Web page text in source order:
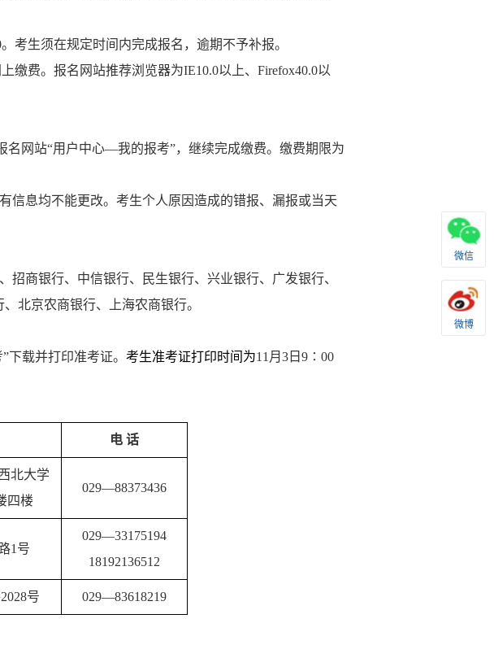
。考生须在规定时间内完成报名，逾期不予补报。
缴费。报名网站推荐浏览器为IE10.0以上、 Firefox40.0以
名网站“用户中心—我的报考”，继续完成缴费。缴费期限为
信息均不能更改。考生个人原因造成的错报、漏报或当天
商银行、中信银行、民生银行、兴业银行、广发银行、
北京农商银行、上海农商银行。
”下载并打印准考证。 考生准考证打印时间为11 月 3 日 9 ∶ 00
电 话
北大学
四楼
029—88373436
1 号
029—33175194
18192136512
2028号 029—83618219
微信
微博